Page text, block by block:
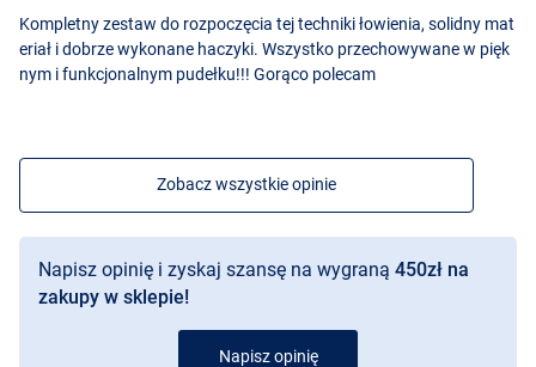
Kompletny zestaw do rozpoczęcia tej techniki łowienia, solidny mat
eriał i dobrze wykonane haczyki. Wszystko przechowywane w pięk
nym i funkcjonalnym pudełku!!! Gorąco polecam
Zobacz wszystkie opinie
Napisz opinię i zyskaj szansę na wygraną 450zł na
zakupy w sklepie!
Napisz opinię